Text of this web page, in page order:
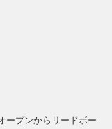
ープンからリードボー